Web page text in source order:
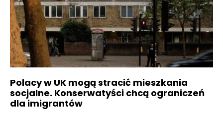
Polacy w UK mogą stracić mieszkania
socjalne. Konserwatyści chcą ograniczeń
dla imigrantów